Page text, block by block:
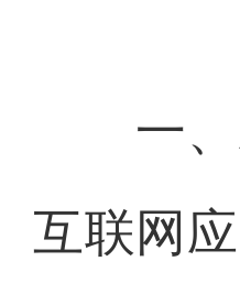
一、
互联网